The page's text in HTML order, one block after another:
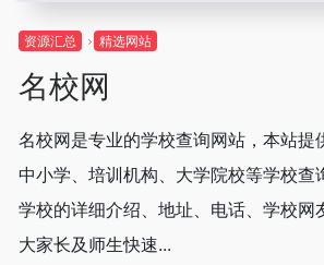
资源汇总 精选网站
名校网
名校网是专业的学校查询网站，本站提
中小学、培训机构、大学院校等学校查
学校的详细介绍、地址、电话、学校网
大家长及师生快速...